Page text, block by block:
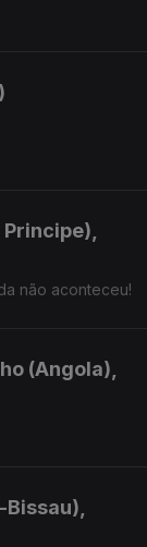
não aconteceu!
(Angola),